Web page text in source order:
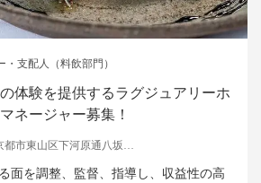
・支配人（料飲部門）
体験を提供するラグジュアリーホ
ネージャー募集！
京都府京都市東山区下河原通八坂鳥居前下ル清井町480
面を調整、監督、指導し、収益性の高